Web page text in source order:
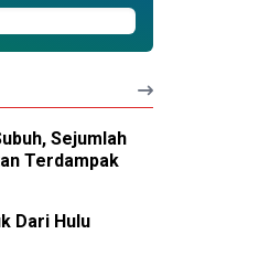
Sejumlah
Terdampak
Dari Hulu